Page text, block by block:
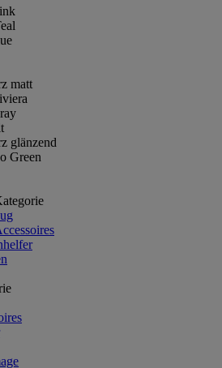
matt
glänzend
Green